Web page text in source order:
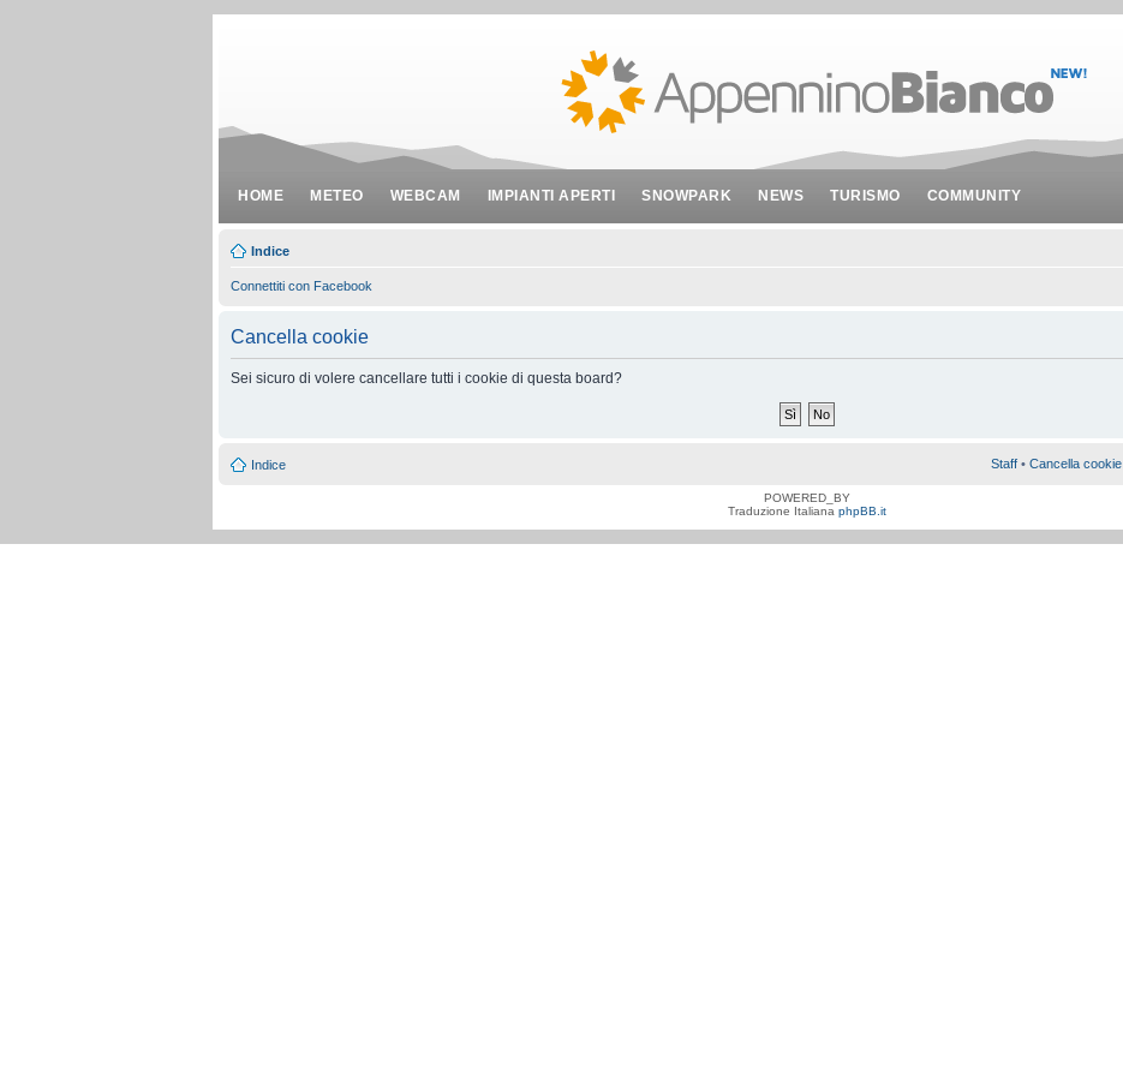
HOME METEO WEBCAM IMPIANTI APERTI SNOWPARK NEWS TURISMO COMMUNITY
Indice
Connettiti con Facebook
Cancella cookie
Sei sicuro di volere cancellare tutti i cookie di questa board?
Indice Staff • Cancella cookie
POWERED_BY
Traduzione Italiana phpBB.it